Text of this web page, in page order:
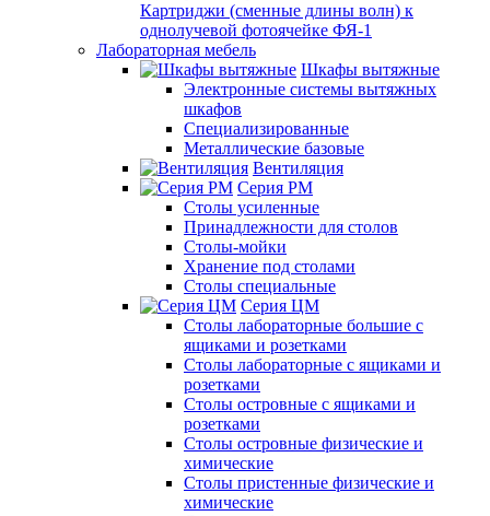
Картриджи (сменные длины волн) к
однолучевой фотоячейке ФЯ-1
Лабораторная мебель
Шкафы вытяжные
Электронные системы вытяжных
шкафов
Специализированные
Металлические базовые
Вентиляция
Серия РМ
Столы усиленные
Принадлежности для столов
Столы-мойки
Хранение под столами
Столы специальные
Серия ЦМ
Столы лабораторные большие с
ящиками и розетками
Столы лабораторные с ящиками и
розетками
Столы островные с ящиками и
розетками
Столы островные физические и
химические
Столы пристенные физические и
химические